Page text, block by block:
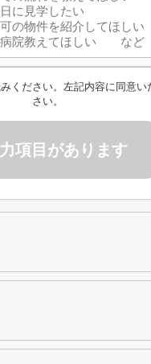
ください。左記内容に同意
さい。
項目があります